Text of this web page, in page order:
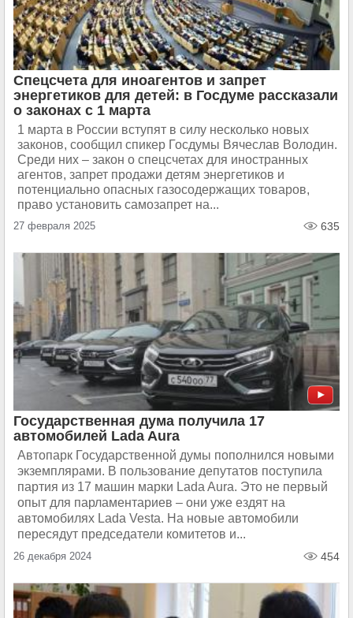
Спецсчета для иноагентов и запрет
энергетиков для детей: в Госдуме рассказали
о законах с 1 марта
1 марта в России вступят в силу несколько новых
законов, сообщил спикер Госдумы Вячеслав Володин.
Среди них – закон о спецсчетах для иностранных
агентов, запрет продажи детям энергетиков и
потенциально опасных газосодержащих товаров,
право установить самозапрет на...
27 февраля 2025 635
Государственная дума получила 17
автомобилей Lada Aura
Автопарк Государственной думы пополнился новыми
экземплярами. В пользование депутатов поступила
партия из 17 машин марки Lada Aura. Это не первый
опыт для парламентариев – они уже ездят на
автомобилях Lada Vesta. На новые автомобили
пересядут председатели комитетов и...
26 декабря 2024 454